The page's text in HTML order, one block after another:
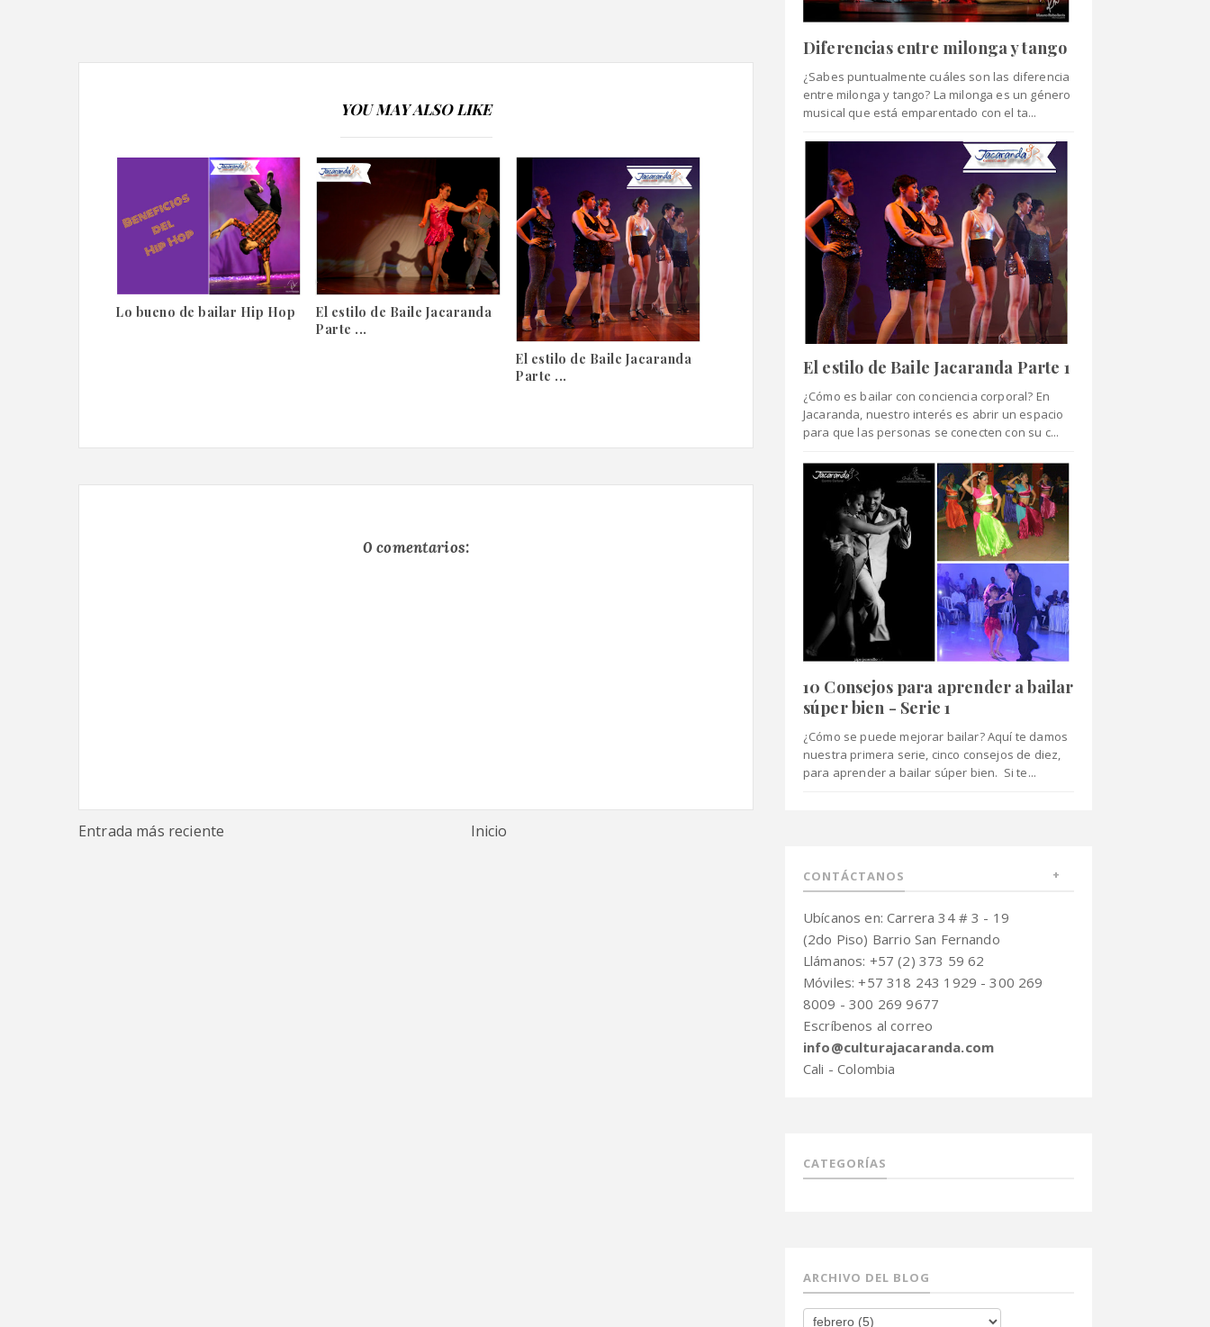
YOU MAY ALSO LIKE
Lo bueno de bailar Hip Hop
El estilo de Baile Jacaranda
Parte ...
El estilo de Baile Jacaranda
Parte ...
0 comentarios:
Entrada más reciente Inicio
Diferencias entre milonga y tango
¿Sabes puntualmente cuáles son las diferencia
entre milonga y tango? La milonga es un género
musical que está emparentado con el ta...
El estilo de Baile Jacaranda Parte 1
¿Cómo es bailar con conciencia corporal? En
Jacaranda, nuestro interés es abrir un espacio
para que las personas se conecten con su c...
10 Consejos para aprender a bailar
súper bien - Serie 1
¿Cómo se puede mejorar bailar? Aquí te damos
nuestra primera serie, cinco consejos de diez,
para aprender a bailar súper bien. Si te...
CONTÁCTANOS
Ubícanos en: Carrera 34 # 3 - 19
(2do Piso) Barrio San Fernando
Llámanos: +57 (2) 373 59 62
Móviles: +57 318 243 1929 - 300 269
8009 - 300 269 9677
Escríbenos al correo
info@culturajacaranda.com
Cali - Colombia
CATEGORÍAS
ARCHIVO DEL BLOG